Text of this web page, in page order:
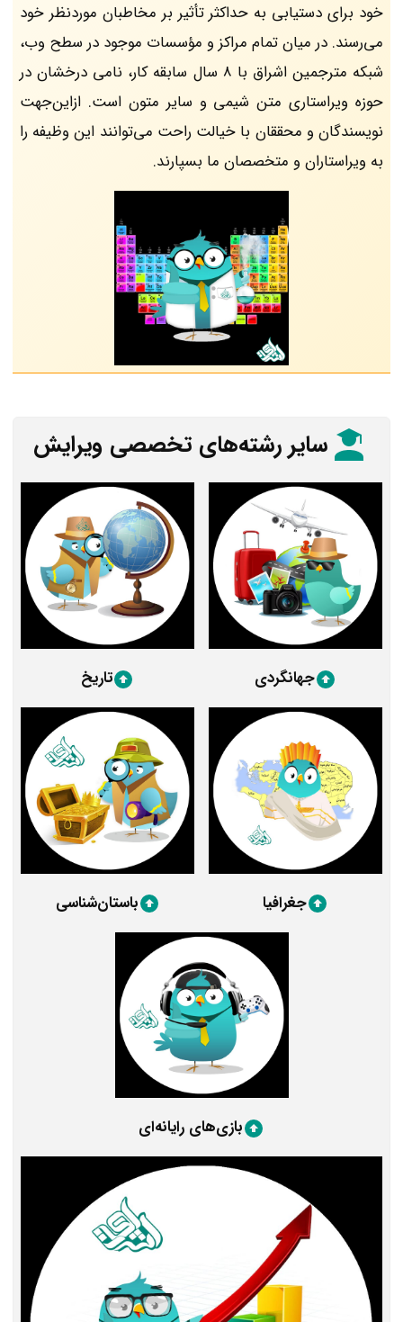
خود برای دستیابی به حداکثر تأثیر بر مخاطبان موردنظر خود
می‌رسند. در میان تمام مراکز و مؤسسات موجود در سطح وب،
شبکه مترجمین اشراق با 8 سال سابقه کار، نامی درخشان در
حوزه ویراستاری متن شیمی و سایر متون است. ازاین‌جهت
نویسندگان و محققان با خیالت راحت می‌توانند این وظیفه را
به ویراستاران و متخصصان ما بسپارند.
سایر رشته‌های تخصصی ویرایش
جهانگردی تاریخ
جغرافیا باستان‌شناسی
بازی‌های رایانه‌ای